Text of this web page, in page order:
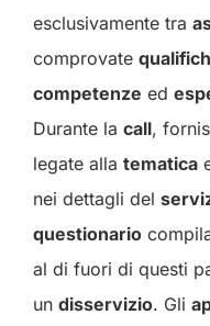
esclusivamente tra
comprovate
competenze ed
Durante la call,
legate alla tematica
nei dettagli del
questionario
al di fuori di questi
un disservizio. Gli